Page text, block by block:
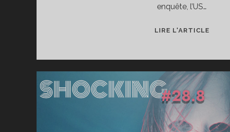
enquête, l’US…
LIRE L'ARTICLE
SUR